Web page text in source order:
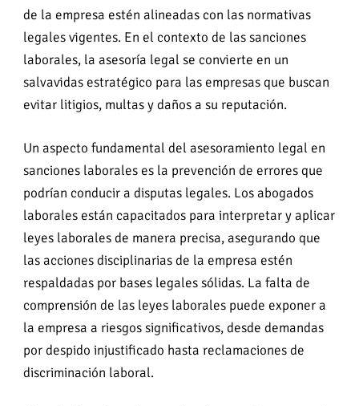
de la empresa estén alineadas con las normativas
legales vigentes. En el contexto de las sanciones
laborales, la asesoría legal se convierte en un
salvavidas estratégico para las empresas que buscan
evitar litigios, multas y daños a su reputación.
Un aspecto fundamental del asesoramiento legal en
sanciones laborales es la prevención de errores que
podrían conducir a disputas legales. Los abogados
laborales están capacitados para interpretar y aplicar
leyes laborales de manera precisa, asegurando que
las acciones disciplinarias de la empresa estén
respaldadas por bases legales sólidas. La falta de
comprensión de las leyes laborales puede exponer a
la empresa a riesgos significativos, desde demandas
por despido injustificado hasta reclamaciones de
discriminación laboral.